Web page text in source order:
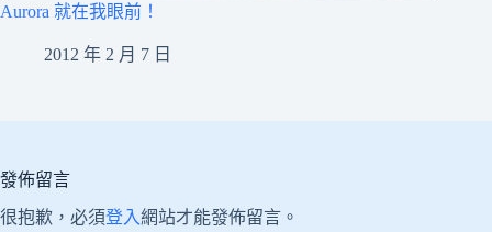
Aurora 就在我眼前！
2012 年 2 月 7 日
發佈留言
很抱歉，必須登入網站才能發佈留言。